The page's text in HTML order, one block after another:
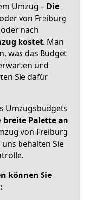
Umzug – Die
von Freiburg
nach
kostet. Man
was das Budget
und
Sie dafür
Umzugsbudgets
breite Palette an
von Freiburg
behalten Sie
können Sie